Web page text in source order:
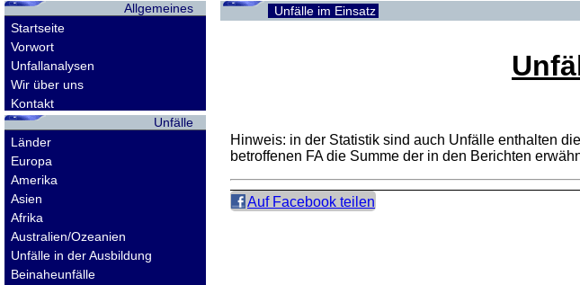
Allgemeines
Startseite
Vorwort
Unfallanalysen
Wir über uns
Kontakt
Unfälle
Länder
Europa
Amerika
Asien
Afrika
Australien/Ozeanien
Unfälle in der Ausbildung
Beinaheunfälle
Unfälle im Einsatz
Hinweis: in der Statistik sind auch Unfälle enthalten
betroffenen FAdie Summe der in den Berichten
Auf Facebook teilen